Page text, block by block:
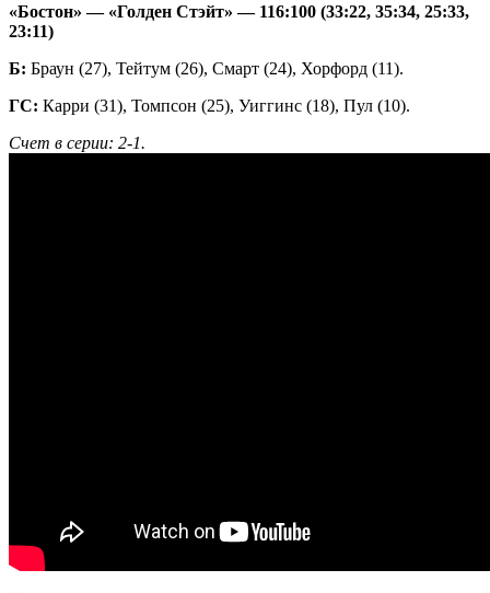
«Бостон» — «Голден Стэйт» — 116:100 (33:22, 35:34, 25:33,
23:11)
Б: Браун (27), Тейтум (26), Смарт (24), Хорфорд (11).
ГС: Карри (31), Томпсон (25), Уиггинс (18), Пул (10).
Счет в серии: 2-1.